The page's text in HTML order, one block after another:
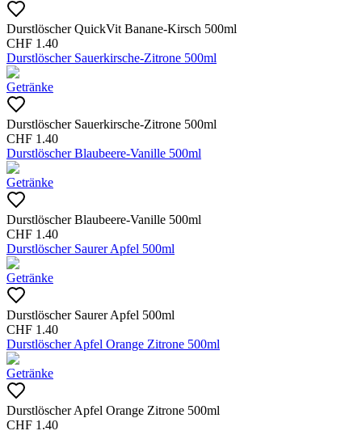
Durstlöscher QuickVit Banane-Kirsch 500ml
CHF 1.40
Durstlöscher Sauerkirsche-Zitrone 500ml
Getränke
Durstlöscher Sauerkirsche-Zitrone 500ml
CHF 1.40
Durstlöscher Blaubeere-Vanille 500ml
Getränke
Durstlöscher Blaubeere-Vanille 500ml
CHF 1.40
Durstlöscher Saurer Apfel 500ml
Getränke
Durstlöscher Saurer Apfel 500ml
CHF 1.40
Durstlöscher Apfel Orange Zitrone 500ml
Getränke
Durstlöscher Apfel Orange Zitrone 500ml
CHF 1.40